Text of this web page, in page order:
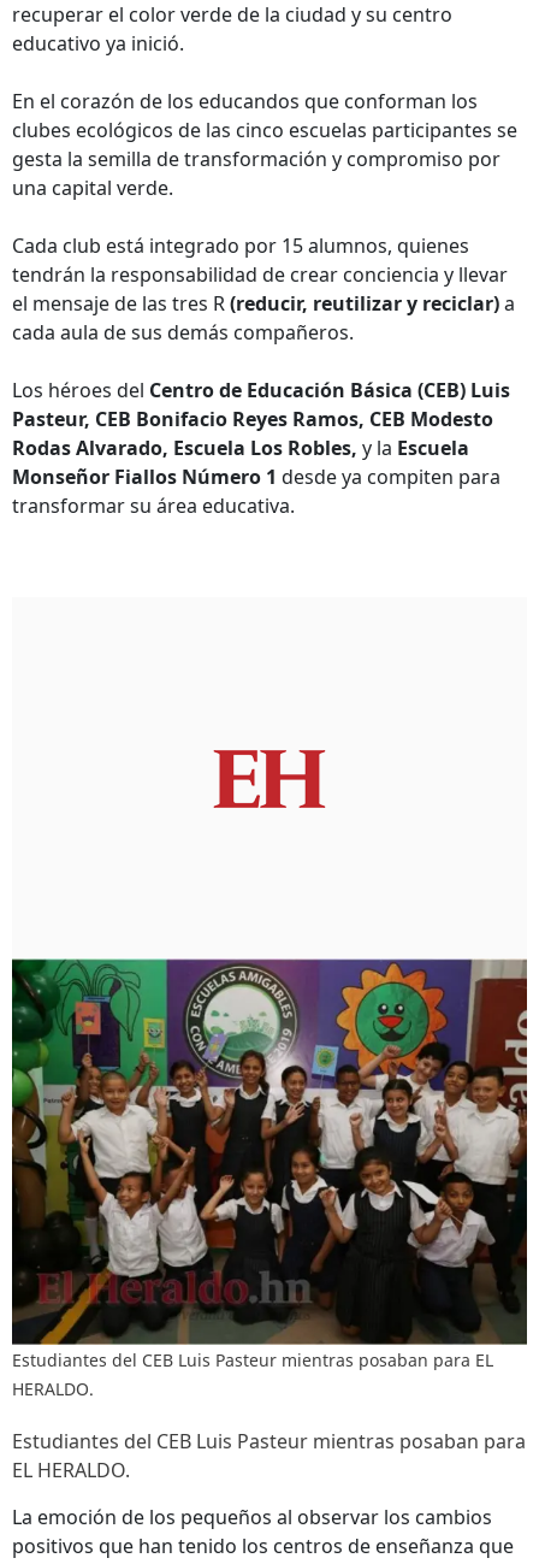
recuperar el color verde de la ciudad y su centro
educativo ya inició.
En el corazón de los educandos que conforman los
clubes ecológicos de las cinco escuelas participantes se
gesta la semilla de transformación y compromiso por
una capital verde.
Cada club está integrado por 15 alumnos, quienes
tendrán la responsabilidad de crear conciencia y llevar
el mensaje de las tres R(reducir, reutilizar y reciclar)a
cada aula de sus demás compañeros.
Los héroes del Centro de Educación Básica (CEB) Luis
Pasteur, CEB Bonifacio Reyes Ramos, CEB Modesto
Rodas Alvarado, Escuela Los Robles, y la Escuela
Monseñor Fiallos Número 1 desde ya compiten para
transformar su área educativa.
Estudiantes del CEB Luis Pasteur mientras posaban para EL
HERALDO.
Estudiantes del CEB Luis Pasteur mientras posaban para
EL HERALDO.
La emoción de los pequeños al observar los cambios
positivos que han tenido los centros de enseñanza que